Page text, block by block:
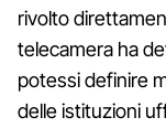
rivolto
telecamera ha
potessi definire
delle istituzioni